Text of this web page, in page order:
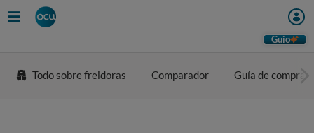
Guio
Todo sobre freidoras Comparador Guía de compra